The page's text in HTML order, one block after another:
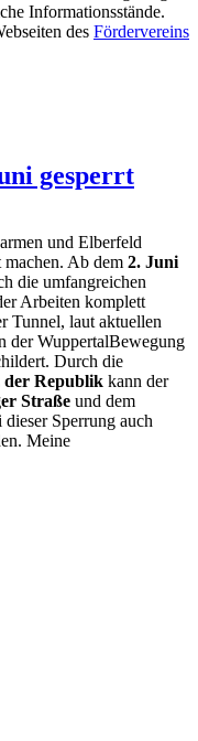
Informationsstände.
des Fördervereins
gesperrt
und Elberfeld
machen. Ab dem 2. Juni
die umfangreichen
Arbeiten komplett
Tunnel, laut aktuellen
der WuppertalBewegung
Durch die
der Republik kann der
Straße und dem
dieser Sperrung auch
Meine